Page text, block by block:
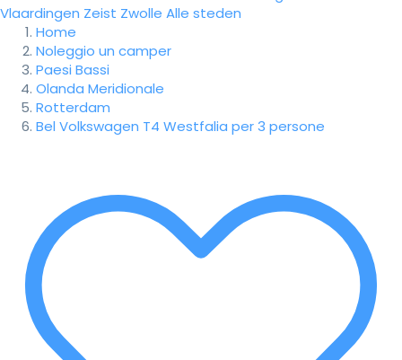
Vlaardingen Zeist Zwolle Alle steden
Home
Noleggio un camper
Paesi Bassi
Olanda Meridionale
Rotterdam
Bel Volkswagen T4 Westfalia per 3 persone